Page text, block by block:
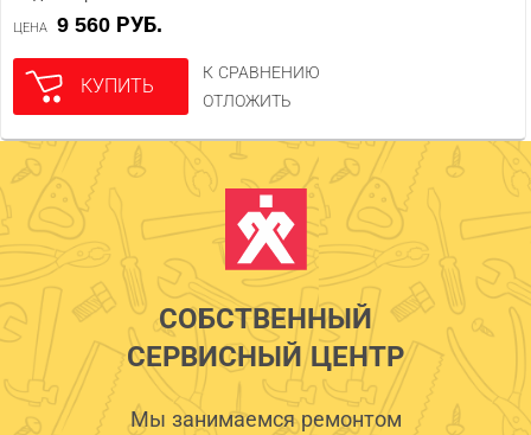
ЦЕНА 9 560 РУБ.
КУПИТЬ
К СРАВНЕНИЮ
ОТЛОЖИТЬ
СОБСТВЕННЫЙ
СЕРВИСНЫЙ ЦЕНТР
Мы занимаемся ремонтом